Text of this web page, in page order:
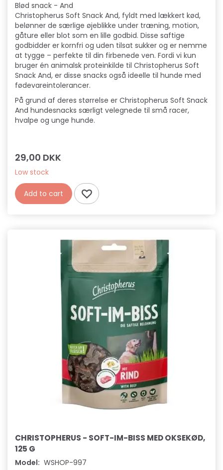
Blød snack - And
Christopherus Soft Snack And, fyldt med lækkert kød,
belønner de særlige øjeblikke under træning, motion,
gåture eller blot som en lille godbid. Disse saftige
godbidder er kornfri og uden tilsat sukker og er nemme
at tygge – perfekte til din firbenede ven. Fordi vi kun
bruger én animalsk proteinkilde til Christopherus Soft
Snack And, er disse snacks også ideelle til hunde med
fødevareintolerancer.
På grund af deres størrelse er Christopherus Soft Snack
And hundesnacks særligt velegnede til små racer,
hvalpe og unge hunde.
29,00 DKK
Low stock
Add to cart
CHRISTOPHERUS - SOFT-IM-BISS MED OKSEKØD,
125 G
Model: WSHOP-997